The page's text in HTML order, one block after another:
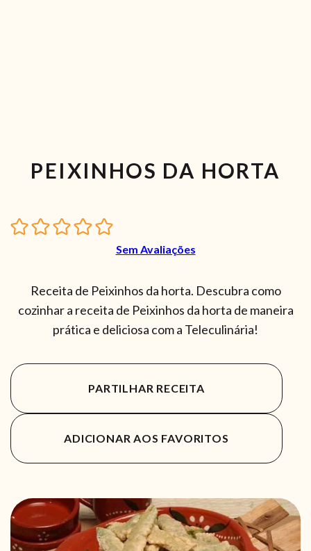
PEIXINHOS DA HORTA
Sem Avaliações
Receita de Peixinhos da horta. Descubra como
cozinhar a receita de Peixinhos da horta de maneira
prática e deliciosa com a Teleculinária!
PARTILHAR RECEITA
ADICIONAR AOS FAVORITOS